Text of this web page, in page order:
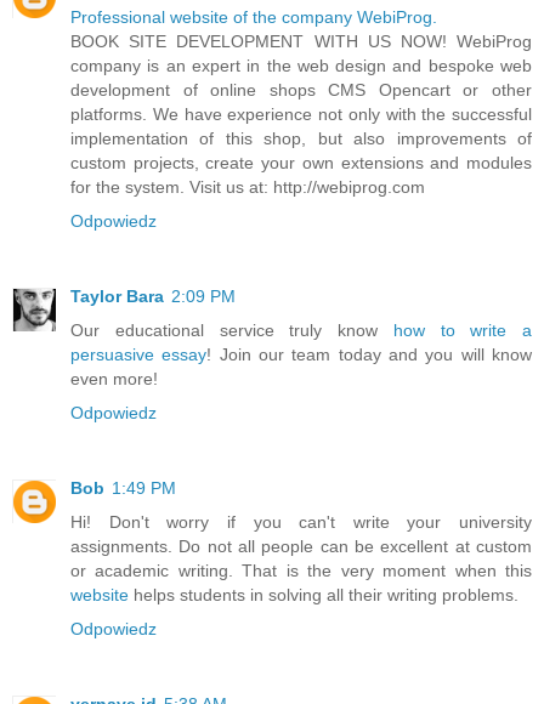
Professional website of the company WebiProg.
BOOK SITE DEVELOPMENT WITH US NOW! WebiProg
company is an expert in the web design and bespoke web
development of online shops CMS Opencart or other
platforms. We have experience not only with the successful
implementation of this shop, but also improvements of
custom projects, create your own extensions and modules
for the system. Visit us at: http://webiprog.com
Odpowiedz
Taylor Bara 2:09 PM
Our educational service truly know how to write a
persuasive essay! Join our team today and you will know
even more!
Odpowiedz
Bob 1:49 PM
Hi! Don't worry if you can't write your university
assignments. Do not all people can be excellent at custom
or academic writing. That is the very moment when this
website helps students in solving all their writing problems.
Odpowiedz